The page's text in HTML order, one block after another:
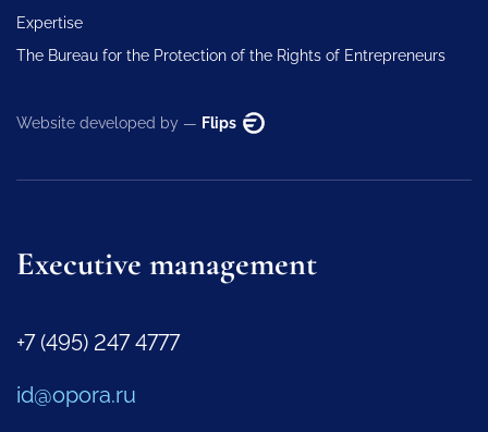
Expertise
The Bureau for the Protection of the Rights of Entrepreneurs
Website developed by — Flips
Executive management
+7 (495) 247 4777
id@opora.ru